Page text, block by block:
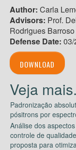
Author: Carla
Advisors: Prof.
Rodrigues Barroso
Defense Date:
DOWNLOAD
Padronização
pósitrons por
Análise dos
controle de
proposta para